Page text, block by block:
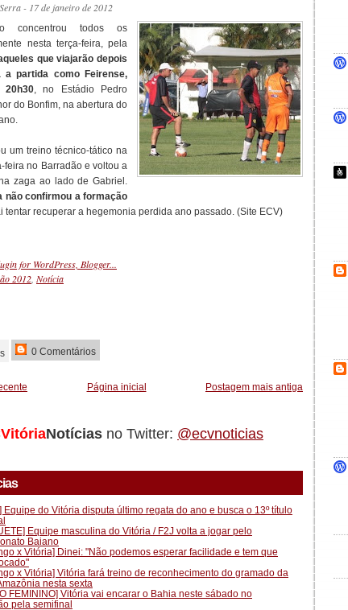
- 17 de janeiro de 2012
concentrou todos os
nesta terça-feira, pela
que viajarão depois
a partida como Feirense,
20h30, no Estádio Pedro
do Bonfim, na abertura do
um treino técnico-tático na
feira no Barradão e voltou a
zaga ao lado de Gabriel.
não confirmou a formação
tentar recuperar a hegemonia perdida ano passado. (Site ECV)
2012, Notícia
0 Comentários
Postagem mais antiga
Página inicial
VitóriaNotícias no Twitter: @ecvnoticias
Equipe do Vitória disputa último regata do ano e busca o 13º título
Equipe masculina do Vitória / F2J volta a jogar pelo
Baiano
x Vitória] Dinei: "Não podemos esperar facilidade e tem que
x Vitória] Vitória fará treino de reconhecimento do gramado da
nesta sexta
FEMININO] Vitória vai encarar o Bahia neste sábado no
pela semifinal